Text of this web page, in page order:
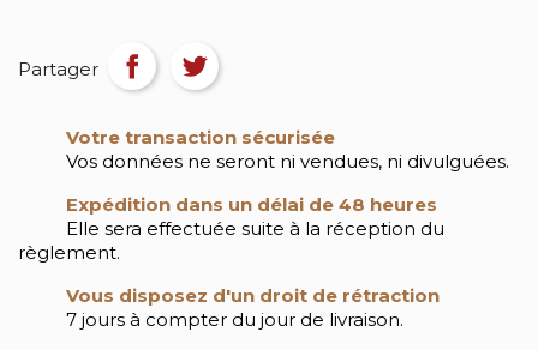
Partager
Votre transaction sécurisée
Vos données ne seront ni vendues, ni divulguées.
Expédition dans un délai de 48 heures
Elle sera effectuée suite à la réception du
règlement.
Vous disposez d'un droit de rétraction
7 jours à compter du jour de livraison.